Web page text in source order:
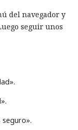
del navegador y
seguir unos